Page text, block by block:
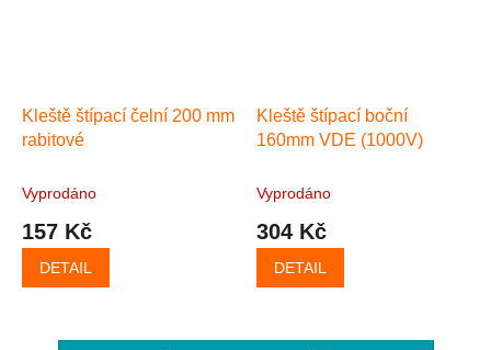
Kleště štípací čelní 200 mm
rabitové
Vyprodáno
157 Kč
DETAIL
Kleště štípací boční
160mm VDE (1000V)
Vyprodáno
304 Kč
DETAIL